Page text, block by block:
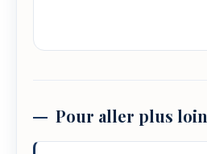
Pour aller plus loin